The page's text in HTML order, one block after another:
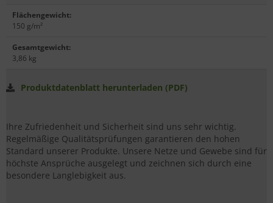
Flächengewicht:
150 g/m²
Gesamtgewicht:
3,86 kg
Produktdatenblatt herunterladen (PDF)
Ihre Zufriedenheit und Sicherheit sind uns sehr wichtig.
Regelmäßige Qualitätsprüfungen garantieren den hohen
Standard unserer Produkte. Unsere Netze und Gewebe sind für
höchste Ansprüche ausgelegt und zeichnen sich durch eine
besondere Langlebigkeit aus.